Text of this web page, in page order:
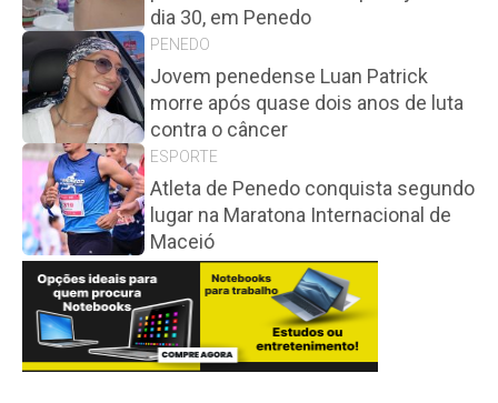
dia 30, em Penedo
PENEDO
Jovem penedense Luan Patrick
morre após quase dois anos de luta
contra o câncer
ESPORTE
Atleta de Penedo conquista segundo
lugar na Maratona Internacional de
Maceió